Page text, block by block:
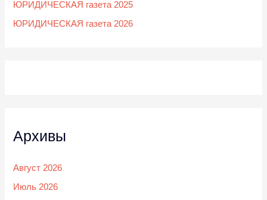
ЮРИДИЧЕСКАЯ газета 2025
ЮРИДИЧЕСКАЯ газета 2026
Архивы
Август 2026
Июль 2026